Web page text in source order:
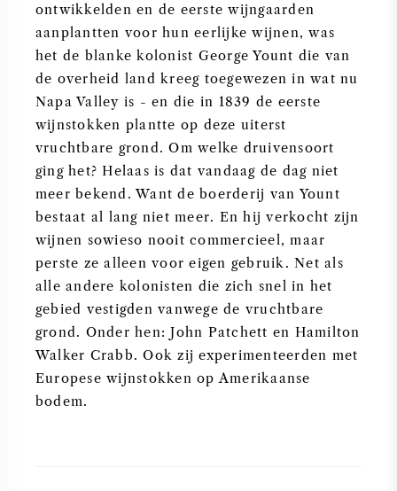
ontwikkelden en de eerste wijngaarden
aanplantten voor hun eerlijke wijnen, was
het de blanke kolonist George Yount die van
de overheid land kreeg toegewezen in wat nu
Napa Valley is - en die in 1839 de eerste
wijnstokken plantte op deze uiterst
vruchtbare grond. Om welke druivensoort
ging het? Helaas is dat vandaag de dag niet
meer bekend. Want de boerderij van Yount
bestaat al lang niet meer. En hij verkocht zijn
wijnen sowieso nooit commercieel, maar
perste ze alleen voor eigen gebruik. Net als
alle andere kolonisten die zich snel in het
gebied vestigden vanwege de vruchtbare
grond. Onder hen: John Patchett en Hamilton
Walker Crabb. Ook zij experimenteerden met
Europese wijnstokken op Amerikaanse
bodem.